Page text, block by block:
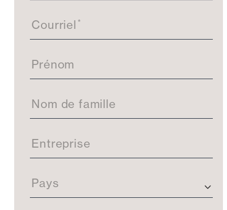
t
n
o
s
Courriel*
Prénom
Nom de famille
Entreprise
Pays